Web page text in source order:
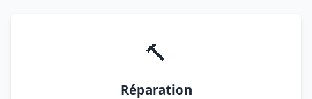
🔨
Réparation